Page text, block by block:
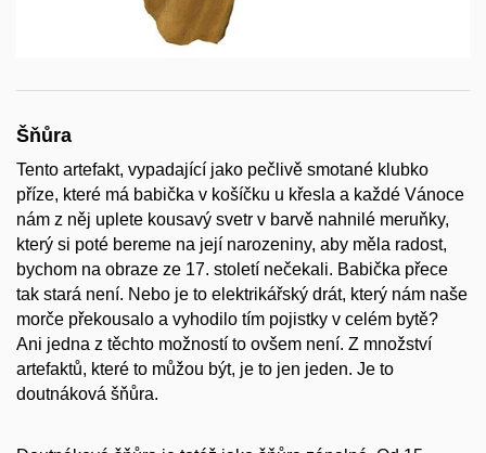
Šňůra
Tento artefakt, vypadající jako pečlivě smotané klubko
příze, které má babička v košíčku u křesla a každé Vánoce
nám z něj uplete kousavý svetr v barvě nahnilé meruňky,
který si poté bereme na její narozeniny, aby měla radost,
bychom na obraze ze 17. století nečekali. Babička přece
tak stará není. Nebo je to elektrikářský drát, který nám naše
morče překousalo a vyhodilo tím pojistky v celém bytě?
Ani jedna z těchto možností to ovšem není. Z množství
artefaktů, které to můžou být, je to jen jeden. Je to
doutnáková šňůra.